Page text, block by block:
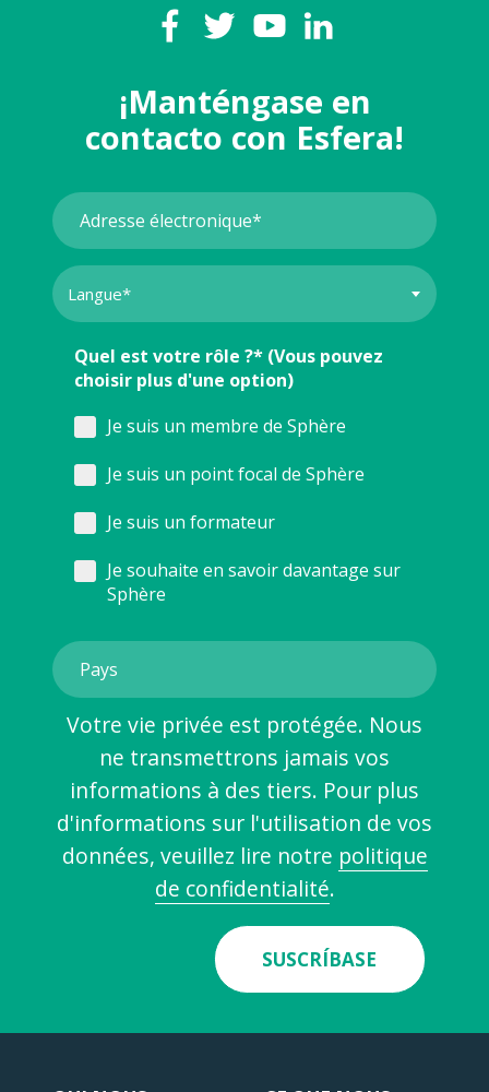
¡Manténgase en
contacto con Esfera!
Quel est votre rôle ?* (Vous pouvez
choisir plus d'une option)
Je suis un membre de Sphère
Je suis un point focal de Sphère
Je suis un formateur
Je souhaite en savoir davantage sur
Sphère
Votre vie privée est protégée. Nous
ne transmettrons jamais vos
informations à des tiers. Pour plus
d'informations sur l'utilisation de vos
données, veuillez lire notre politique
de confidentialité.
SUSCRÍBASE